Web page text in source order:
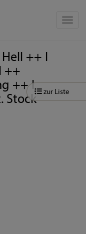
++ I
++
++ I
Stock
zur Liste